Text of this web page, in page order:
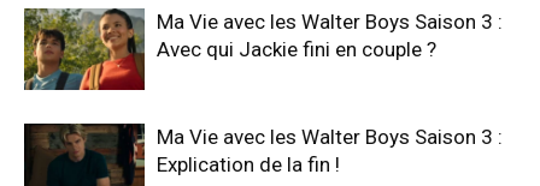
Ma Vie avec les Walter Boys Saison 3 :
Avec qui Jackie fini en couple ?
Ma Vie avec les Walter Boys Saison 3 :
Explication de la fin !